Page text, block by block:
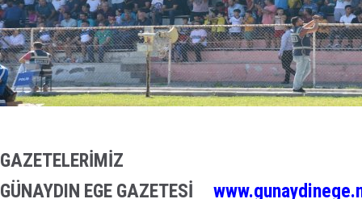
GAZETELERİMİZ
GÜNAYDIN EGE GAZETESİ